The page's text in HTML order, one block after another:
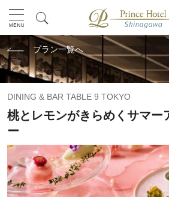
プラン一覧へ
DINING & BAR TABLE 9 TOKYO
桃とレモンがきらめくサマー
ー